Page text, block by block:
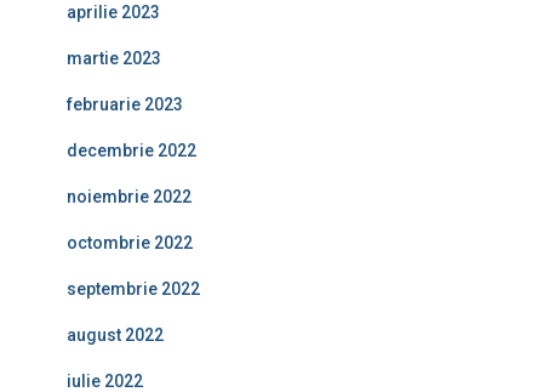
aprilie 2023
martie 2023
februarie 2023
decembrie 2022
noiembrie 2022
octombrie 2022
septembrie 2022
august 2022
iulie 2022